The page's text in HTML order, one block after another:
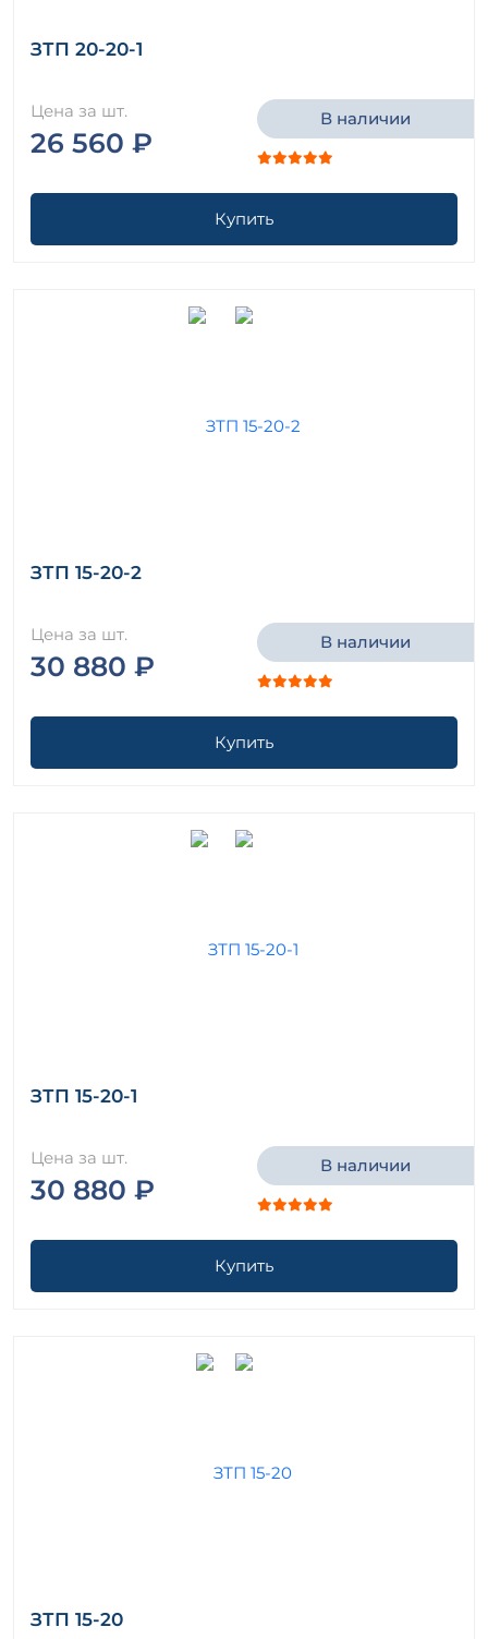
ЗТП 20-20-1
Цена за шт.
26 560 ₽
В наличии
Купить
ЗТП 15-20-2
Цена за шт.
30 880 ₽
В наличии
Купить
ЗТП 15-20-1
Цена за шт.
30 880 ₽
В наличии
Купить
ЗТП 15-20